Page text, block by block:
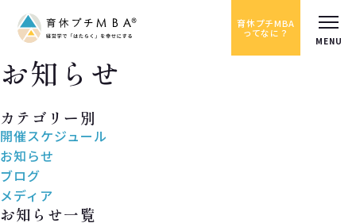
育休プチMBA
ってなに？
お知らせ
カテゴリー別
開催スケジュール
お知らせ
ブログ
メディア
お知らせ一覧